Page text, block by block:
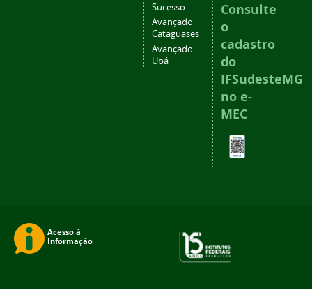
Sucesso
Avançado
Cataguases
Avançado
Ubá
Consulte
o
cadastro
do
IFSudesteMG
no e-
MEC